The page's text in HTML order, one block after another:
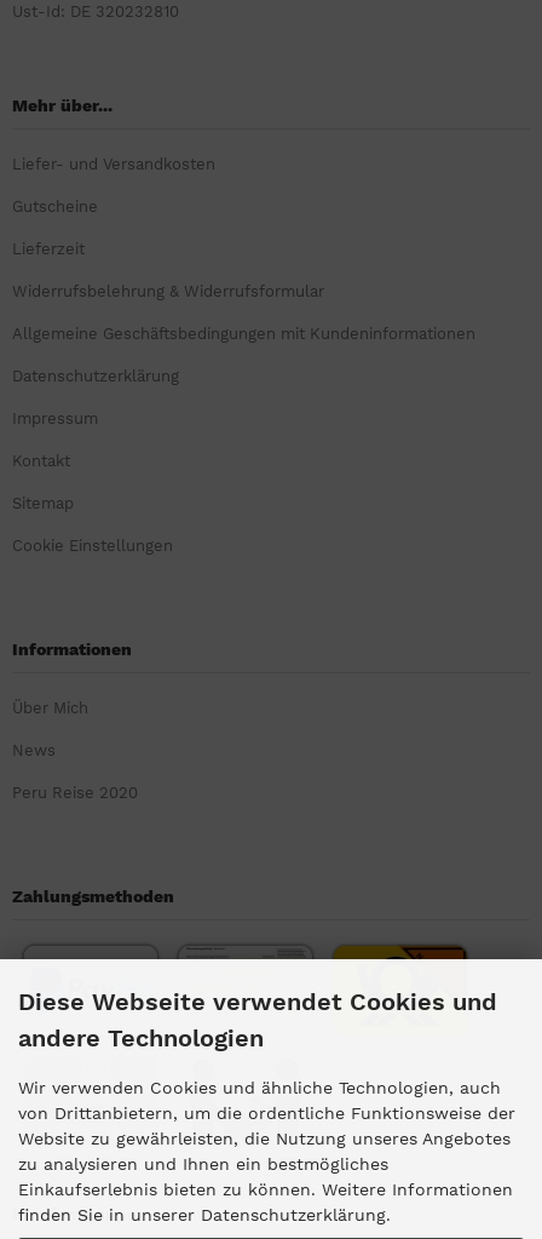
Ust-Id: DE 320232810
Mehr über...
Liefer- und Versandkosten
Gutscheine
Lieferzeit
Widerrufsbelehrung & Widerrufsformular
Allgemeine Geschäftsbedingungen mit Kundeninformationen
Datenschutzerklärung
Impressum
Kontakt
Sitemap
Cookie Einstellungen
Informationen
Über Mich
News
Peru Reise 2020
Zahlungsmethoden
Kundengruppe
Diese Webseite verwendet Cookies und
andere Technologien
Wir verwenden Cookies und ähnliche Technologien, auch
von Drittanbietern, um die ordentliche Funktionsweise der
Website zu gewährleisten, die Nutzung unseres Angebotes
zu analysieren und Ihnen ein bestmögliches
Einkaufserlebnis bieten zu können. Weitere Informationen
finden Sie in unserer Datenschutzerklärung.